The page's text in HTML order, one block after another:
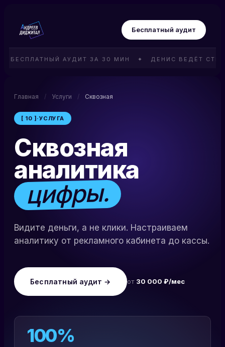
Бесплатный аудит
АУДИТ ЗА 30 МИН ✦ ДЕНИС ВЕДЁТ
Главная / Услуги / Сквозная
[ 10 ] ·УСЛУГА
Сквозная
аналитика
цифры.
Видите деньги, а не клики. Настраиваем
аналитику от рекламного кабинета до кассы.
Бесплатный аудит → от 30 000 ₽/мес
100%